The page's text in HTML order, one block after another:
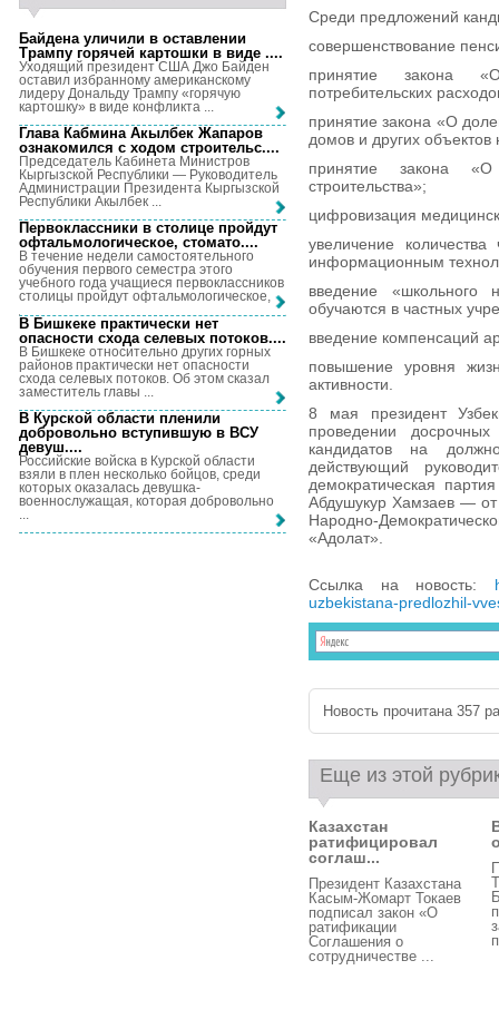
Среди предложений
совершенствование
принятие закона
потребительских
принятие закона «О
домов и других
принятие закона «О
строительства»;
цифровизация
увеличение
информационным
введение «школьного
обучаются в частных
введение компенсаций
повышение уровня
активности.
8 мая президент
проведении
кандидатов на
действующий
демократическая
Абдушукур Хамзаев — от
Народно-
«Адолат».
Ссылка на новость:
uzbekistana-predlozhil-
Новость прочитана 357
Еще из этой
Казахстан
ратифицировал
соглаш...
Президент Казахстана
Касым-Жомарт Токаев
подписал закон «О
ратификации
Соглашения о
сотрудничестве ...
Байдена уличили в оставлении
Трампу горячей картошки в виде ....
Уходящий президент США Джо Байден
оставил избранному американскому
лидеру Дональду Трампу «горячую
картошку» в виде конфликта ...
Глава Кабмина Акылбек Жапаров
ознакомился с ходом строительс....
Председатель Кабинета Министров
Кыргызской Республики — Руководитель
Администрации Президента Кыргызской
Республики Акылбек ...
Первоклассники в столице пройдут
офтальмологическое, стомато....
В течение недели самостоятельного
обучения первого семестра этого
учебного года учащиеся первоклассников
столицы пройдут офтальмологическое, ...
В Бишкеке практически нет
опасности схода селевых потоков....
В Бишкеке относительно других горных
районов практически нет опасности
схода селевых потоков. Об этом сказал
заместитель главы ...
В Курской области пленили
добровольно вступившую в ВСУ
девуш....
Российские войска в Курской области
взяли в плен несколько бойцов, среди
которых оказалась девушка-
военнослужащая, которая добровольно
...